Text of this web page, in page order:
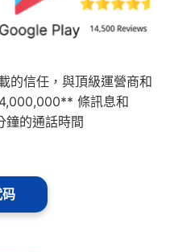
信任，與頂級運營商和
條訊息和
的通話時間
码